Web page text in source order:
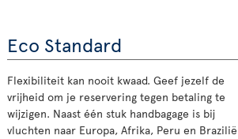
Eco Standard
Flexibiliteit kan nooit kwaad. Geef jezelf de
vrijheid om je reservering tegen betaling te
wijzigen. Naast één stuk handbagage is bij
vluchten naar Europa, Afrika, Peru en Brazilië